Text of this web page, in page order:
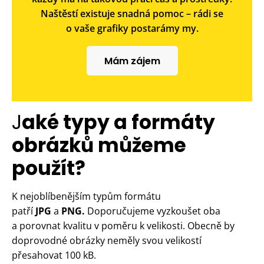
Naštěstí existuje snadná pomoc – rádi se
o vaše grafiky postarámy my.
Mám zájem
Jaké typy a formáty
obrázků můžeme
použít?
K nejoblíbenějším typům formátu
patříJPG a PNG. Doporučujeme vyzkoušet oba
a porovnat kvalitu v poměru k velikosti. Obecně by
doprovodné obrázky neměly svou velikostí
přesahovat 100 kB.